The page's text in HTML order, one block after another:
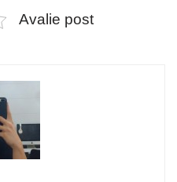
Avalie post